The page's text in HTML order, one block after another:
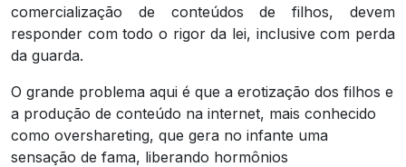
comercialização de conteúdos de filhos, devem
responder com todo o rigor da lei, inclusive com perda
da guarda.
O grande problema aqui é que a erotização dos filhos e
a produção de conteúdo na internet, mais conhecido
como overshareting, que gera no infante uma
sensação de fama, liberando hormônios